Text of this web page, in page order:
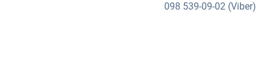
098 539-09-02 (Viber)